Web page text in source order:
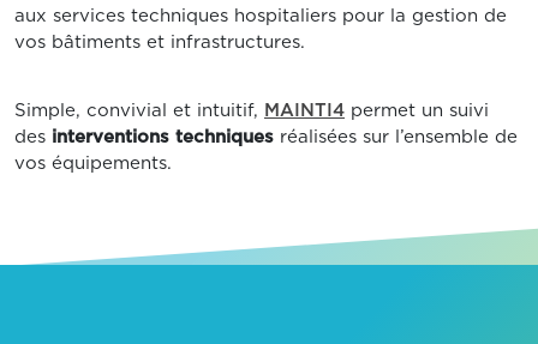
aux services techniques hospitaliers pour la gestion de
vos bâtiments et infrastructures.
Simple, convivial et intuitif, MAINTI4 permet un suivi
des interventions techniques réalisées sur l’ensemble de
vos équipements.